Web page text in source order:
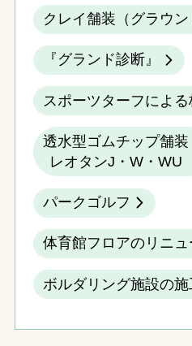
クレイ舗装（グラウン
『グランド診断』
スポーツターフによ
透水型ゴムチップ舗装
レオタンJ・W・WU
パークゴルフ
体育館フロアのリニ
ボルダリング施設の施